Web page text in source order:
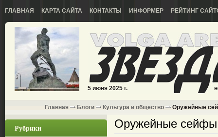
ГЛАВНАЯ КАРТА САЙТА КОНТАКТЫ ИНФОРМЕР РЕЙТИНГ
5 июня 2025 г.
Главная Блоги Культура и общество Оружейные
Рубрики Оружейные сейфы